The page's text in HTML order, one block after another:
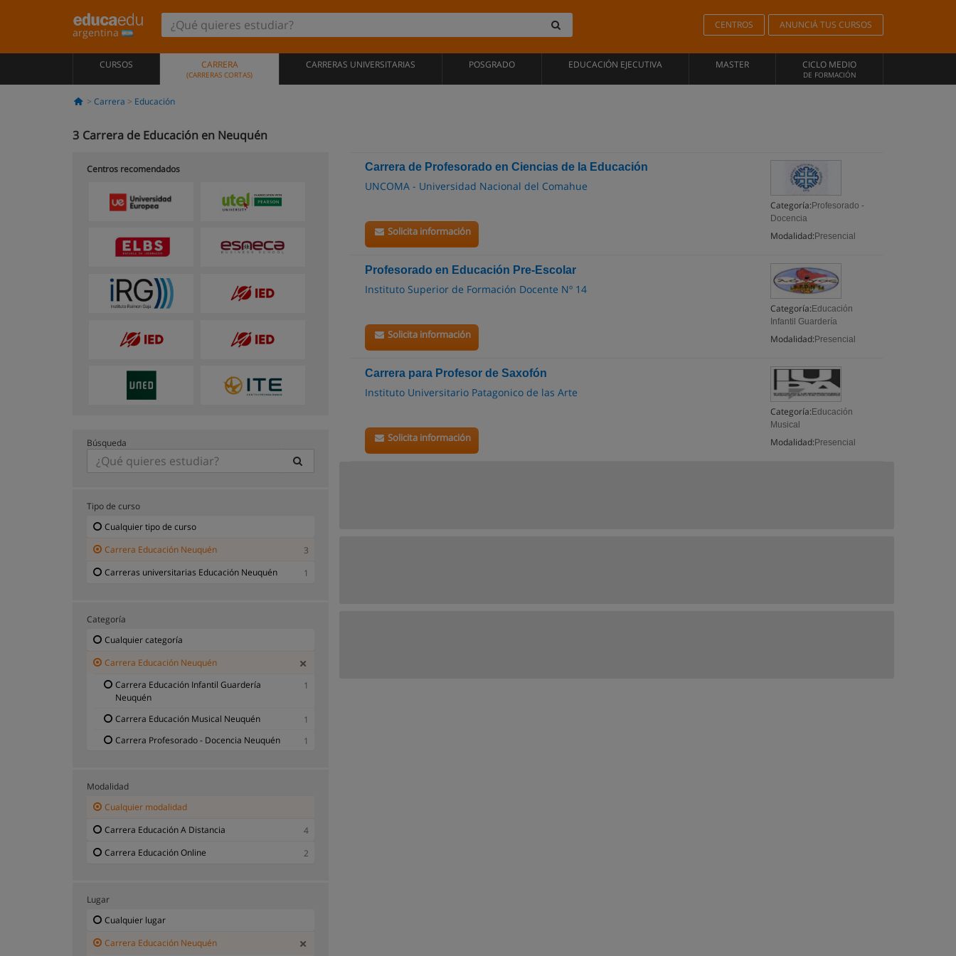
argentina
CENTROS ANUNCIÁ TUS CURSOS
CURSOS CARRERA
(CARRERAS CORTAS)
CARRERAS UNIVERSITARIAS POSGRADO EDUCACIÓN EJECUTIVA MASTER CICLO MEDIO
DE FORMACIÓN
Carrera Educación
3 Carrera de Educación en Neuquén
Carrera de Profesorado en Ciencias de la Educación
UNCOMA - Universidad Nacional del Comahue
Categoría: Profesorado -
Docencia
Modalidad: Presencial
Solicita información
Profesorado en Educación Pre-Escolar
Instituto Superior de Formación Docente Nº 14
Categoría: Educación
Infantil Guardería
Modalidad: Presencial
Solicita información
Carrera para Profesor de Saxofón
Instituto Universitario Patagonico de las Arte
Categoría: Educación
Musical
Modalidad: Presencial
Solicita información
Centros recomendados
Búsqueda
Tipo de curso
Cualquier tipo de curso
Carrera Educación Neuquén
3
Carreras universitarias Educación Neuquén
1
Categoría
Cualquier categoría
Carrera Educación Neuquén
Carrera Educación Infantil Guardería
Neuquén
1
Carrera Educación Musical Neuquén
1
Carrera Profesorado - Docencia Neuquén
1
Modalidad
Cualquier modalidad
Carrera Educación A Distancia
4
Carrera Educación Online
2
Lugar
Cualquier lugar
Carrera Educación Neuquén